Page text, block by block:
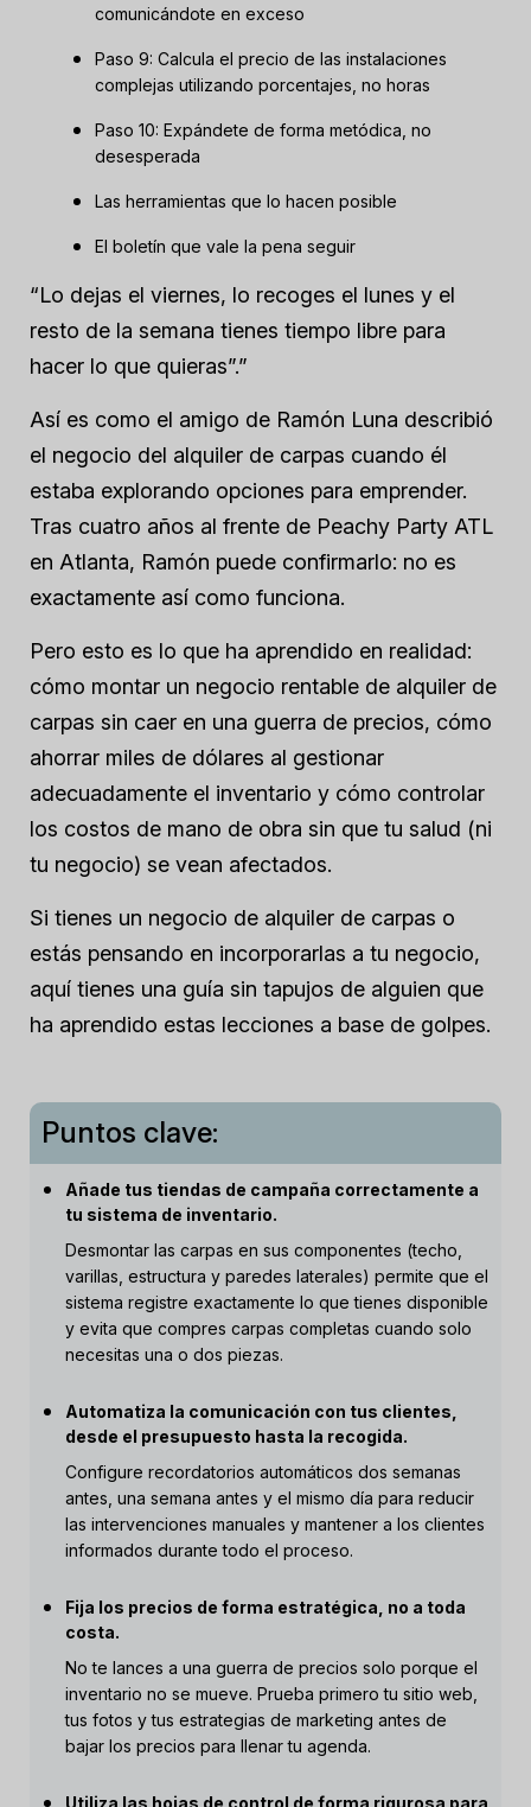
comunicándote en exceso
Paso 9: Calcula el precio de las instalaciones
complejas utilizando porcentajes, no horas
Paso 10: Expándete de forma metódica, no
desesperada
Las herramientas que lo hacen posible
El boletín que vale la pena seguir
“Lo dejas el viernes, lo recoges el lunes y el
resto de la semana tienes tiempo libre para
hacer lo que quieras”.”
Así es como el amigo de Ramón Luna describió
el negocio del alquiler de carpas cuando él
estaba explorando opciones para emprender.
Tras cuatro años al frente de Peachy Party ATL
en Atlanta, Ramón puede confirmarlo: no es
exactamente así como funciona.
Pero esto es lo que ha aprendido en realidad:
cómo montar un negocio rentable de alquiler de
carpas sin caer en una guerra de precios, cómo
ahorrar miles de dólares al gestionar
adecuadamente el inventario y cómo controlar
los costos de mano de obra sin que tu salud (ni
tu negocio) se vean afectados.
Si tienes un negocio de alquiler de carpas o
estás pensando en incorporarlas a tu negocio,
aquí tienes una guía sin tapujos de alguien que
ha aprendido estas lecciones a base de golpes.
Puntos clave:
Añade tus tiendas de campaña correctamente a
tu sistema de inventario.
Desmontar las carpas en sus componentes (techo,
varillas, estructura y paredes laterales) permite que el
sistema registre exactamente lo que tienes disponible
y evita que compres carpas completas cuando solo
necesitas una o dos piezas.
Automatiza la comunicación con tus clientes,
desde el presupuesto hasta la recogida.
Configure recordatorios automáticos dos semanas
antes, una semana antes y el mismo día para reducir
las intervenciones manuales y mantener a los clientes
informados durante todo el proceso.
Fija los precios de forma estratégica, no a toda
costa.
No te lances a una guerra de precios solo porque el
inventario no se mueve. Prueba primero tu sitio web,
tus fotos y tus estrategias de marketing antes de
bajar los precios para llenar tu agenda.
Utiliza las hojas de control de forma rigurosa para